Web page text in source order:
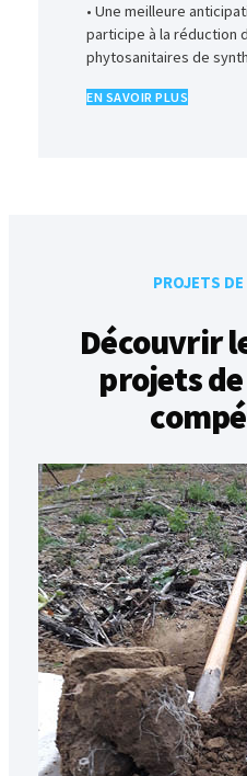
• Une meilleure
participe à la réduction
phytosanitaires de
EN SAVOIR PLUS
PROJETS
Découvrir
projets